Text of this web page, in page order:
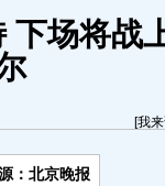
下场将战
[我
：北京晚报